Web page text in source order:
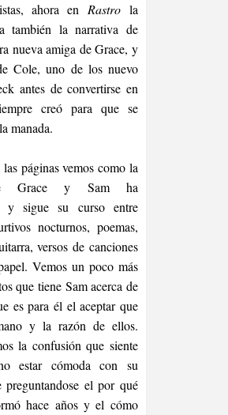
ahora en Rastrola
también la narrativa de
nueva amiga de Grace, y
Cole, uno de los nuevo
antes de convertirse en
creó para que se
manada.
páginas vemos como la
Grace y Sam ha
y sigue su curso entre
nocturnos, poemas,
versos de canciones
Vemos un poco más
que tiene Sam acerca de
es para él el aceptar que
y la razón de ellos.
la confusión que siente
estar cómoda con su
preguntandose el por qué
hace años y el cómo